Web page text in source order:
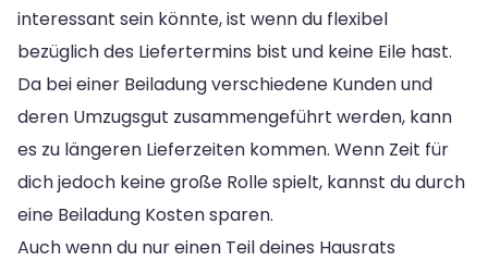
interessant sein könnte, ist wenn du flexibel
bezüglich des Liefertermins bist und keine Eile hast.
Da bei einer Beiladung verschiedene Kunden und
deren Umzugsgut zusammengeführt werden, kann
es zu längeren Lieferzeiten kommen. Wenn Zeit für
dich jedoch keine große Rolle spielt, kannst du durch
eine Beiladung Kosten sparen.
Auch wenn du nur einen Teil deines Hausrats